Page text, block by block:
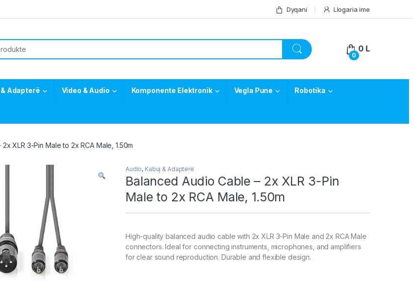
Dyqani Llogaria ime
0
0 L
Adapterë Video & Audio Komponente Elektronik Vegla Pune Robotika
XLR 3-Pin Male to 2x RCA Male, 1.50m
Audio, Kabuj & Adapterë
Balanced Audio Cable – 2x XLR 3-Pin
Male to 2x RCA Male, 1.50m
High-quality balanced audio cable with 2x XLR 3-Pin Male and 2x RCA Male
connectors. Ideal for connecting instruments, microphones, and amplifiers
for clear sound reproduction. Durable and flexible design.